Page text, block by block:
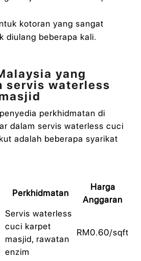
kotoran yang sangat
diulang beberapa kali.
yang
servis waterless
perkhidmatan di
dalam servis waterless cuci
adalah beberapa syarikat
Perkhidmatan
Harga
Anggaran
Servis waterless
cuci karpet
masjid, rawatan
enzim
RM0.60/sqft